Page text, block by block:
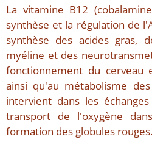
La vitamine B12
synthèse et la régulation de
synthèse des acides gras,
myéline et des
fonctionnement du cerveau
ainsi qu'au métabolisme
intervient dans les
transport de l'oxygène
formation des globules rouges.